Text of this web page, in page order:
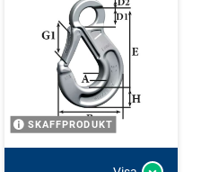
SKAFFPRODUKT